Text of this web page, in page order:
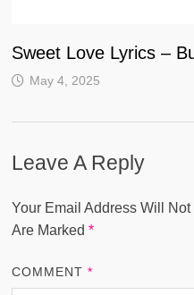
Sweet Love Lyrics –
May 4, 2025
Leave A Reply
Your Email Address Will
Are Marked *
COMMENT*